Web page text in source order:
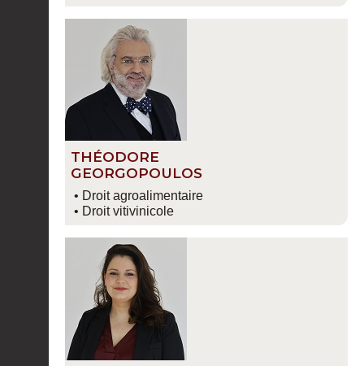
THÉODORE
GEORGOPOULOS
• Droit agroalimentaire
• Droit vitivinicole